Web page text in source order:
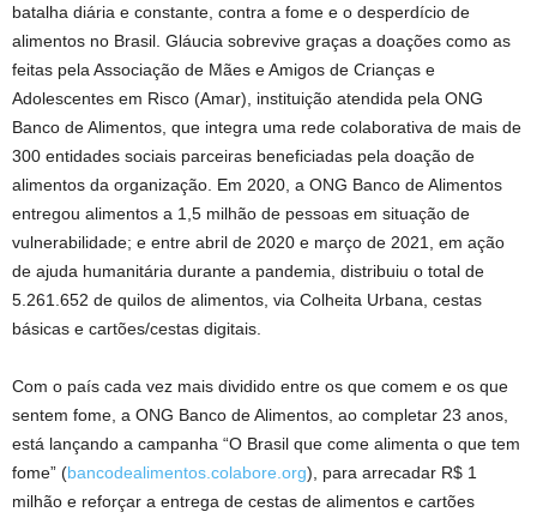
batalha diária e constante, contra a fome e o desperdício de
alimentos no Brasil. Gláucia sobrevive graças a doações como as
feitas pela Associação de Mães e Amigos de Crianças e
Adolescentes em Risco (Amar), instituição atendida pela ONG
Banco de Alimentos, que integra uma rede colaborativa de mais de
300 entidades sociais parceiras beneficiadas pela doação de
alimentos da organização. Em 2020, a ONG Banco de Alimentos
entregou alimentos a 1,5 milhão de pessoas em situação de
vulnerabilidade; e entre abril de 2020 e março de 2021, em ação
de ajuda humanitária durante a pandemia, distribuiu o total de
5.261.652 de quilos de alimentos, via Colheita Urbana, cestas
básicas e cartões/cestas digitais.
Com o país cada vez mais dividido entre os que comem e os que
sentem fome, a ONG Banco de Alimentos, ao completar 23 anos,
está lançando a campanha “O Brasil que come alimenta o que tem
fome” (bancodealimentos.colabore.org), para arrecadar R$ 1
milhão e reforçar a entrega de cestas de alimentos e cartões